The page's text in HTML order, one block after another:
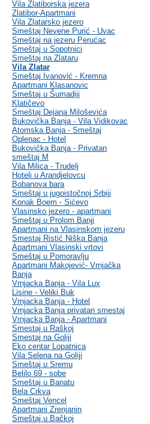
Vila Zlatiborska jezera
Zlatibor-Apartmani
Vila Zlatarsko jezero
Smeštaj Nevene Purić - Uvac
Smeštaj na jezeru Perućac
Smeštaj u Sopotnici
Smeštaj na Zlataru
Vila Zlatar
Smeštaj Ivanović - Kremna
Apartmani Klasanovic
Smeštaj u Šumadiji
Klatičevo
Smeštaj Dejana Miloševića
Bukovička Banja - Vila Vidikovac
Atomska Banja - Smeštaj
Oplenac - Hotel
Bukovička Banja - Privatan
smeštaj M
Vila Milica - Trudelj
Hoteli u Arandjelovcu
Bobanova bara
Smeštaj u jugoistočnoj Srbiji
Konak Boem - Sićevo
Vlasinsko jezero - apartmani
Smeštaj u Prolom Banji
Apartmani na Vlasinskom jezeru
Smestaj Ristić Niška Banja
Apartmani Vlasinski vrtovi
Smeštaj u Pomoravlju
Apartmani Makojević- Vrnjačka
Banja
Vrnjacka Banja - Vila Lux
Lisine - Veliki Buk
Vrnjacka Banja - Hotel
Vrnjacka Banja privatan smestaj
Vrnjacka Banja - Apartmani
Smestaj u Raškoj
Smestaj na Goliji
Eko centar Lopatnica
Vila Selena na Goliji
Smeštaj u Sremu
Belilo 69 - sobe
Smeštaj u Banatu
Bela Crkva
Smeštaj Vencel
Apartmani Zrenjanin
Smeštaj u Bačkoj